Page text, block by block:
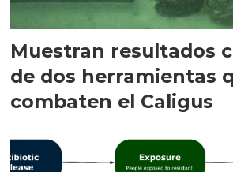
Muestran resultados
de dos herramientas
combaten el Caligus